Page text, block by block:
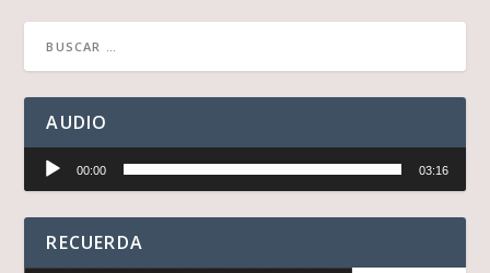
AUDIO
Reproductor
audio
00:00 03:16
RECUERDA